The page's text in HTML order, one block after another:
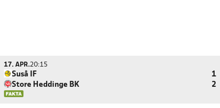
17. APR.20:15
Suså IF
1
Store Heddinge BK
2